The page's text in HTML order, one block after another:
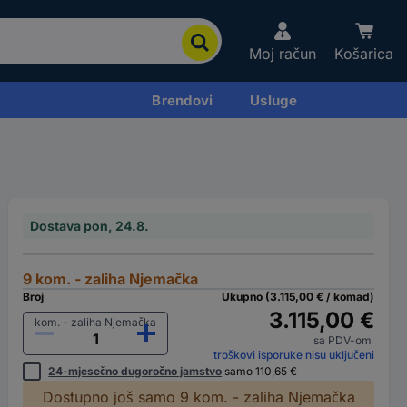
Moj račun Košarica
Brendovi Usluge
Dostava pon, 24.8.
9 kom. - zaliha Njemačka
Broj
kom. - zaliha Njemačka
Ukupno (3.115,00 € / komad)
3.115,00 €
sa PDV-om
troškovi isporuke nisu uključeni
24-mjesečno dugoročno jamstvo samo 110,65 €
Dostupno još samo 9 kom. - zaliha Njemačka